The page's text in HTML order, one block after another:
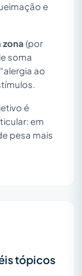
e
zona (por
soma
ao
é
em
pesa mais
tópicos